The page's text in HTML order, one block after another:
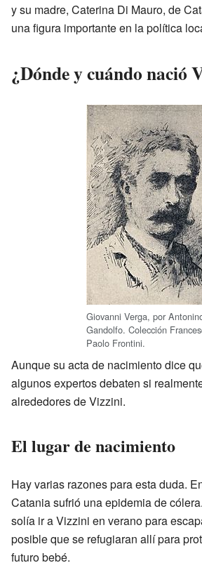
y su madre, Caterina Di Mauro, de
una figura importante en la política
¿Dónde y cuándo nació
Giovanni Verga, por
Gandolfo. Colección
Paolo Frontini.
Aunque su acta de nacimiento dice
algunos expertos debaten si
alrededores de Vizzini.
El lugar de nacimiento
Hay varias razones para esta duda.
Catania sufrió una epidemia de
solía ir a Vizzini en verano para
posible que se refugiaran allí para
futuro bebé.